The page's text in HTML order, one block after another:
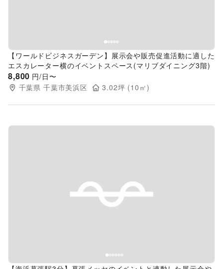
【ワールドビジネスガーデン】展示会や販売促進活動に適した
エスカレーター横のイベントスペース(マリブダイニング3階)
8,800 円/日〜
千葉県 千葉市美浜区 3.02坪 (10 ㎡)
Previous slide